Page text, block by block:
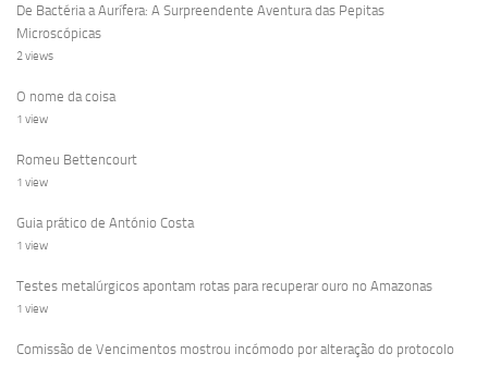
De Bactéria a Aurífera: A Surpreendente Aventura das Pepitas
Microscópicas
2 views
O nome da coisa
1 view
Romeu Bettencourt
1 view
Guia prático de António Costa
1 view
Testes metalúrgicos apontam rotas para recuperar ouro no Amazonas
1 view
Comissão de Vencimentos mostrou incómodo por alteração do protocolo